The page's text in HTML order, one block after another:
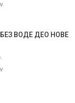
ВОДЕ ДЕО НОВЕ